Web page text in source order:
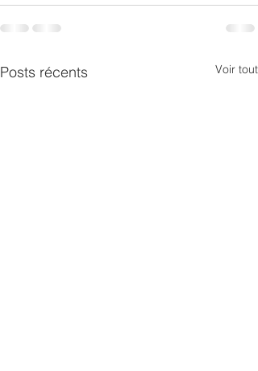
Posts récents Voir tout